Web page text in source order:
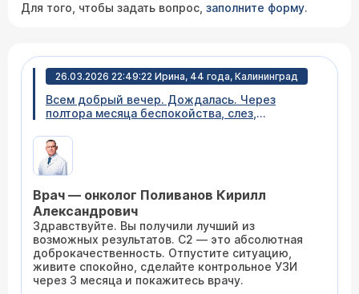
Для того, чтобы задать вопрос, заполните форму.
26.03.2026 22:49:22 Ирина, 44 года, Калининград
Всем добрый вечер. Дождалась. Через
полтора месяца беспокойства, слез,
результат таб пункции молочной железы.
Сначала ставили диагноз фиброаденома
бирадз 3. Пункция показала цитологию кисты
контроль узи через месяца и к ней на прием.
Скажите, не может доброкачественность
перерасти в онкологию за три месяца??? Если
все нормально будет, меня же переведут на
категорию бирадз 2??? Стоит ли мне делать
узи через каждый месяц для, своего
спокойствия??? Или отпустить ситуацию и
жить спокойно?
Врач — онколог Поливанов Кирилл
Александрович
Здравствуйте. Вы получили лучший из
возможных результатов. C2 — это абсолютная
доброкачественность. Отпустите ситуацию,
живите спокойно, сделайте контрольное УЗИ
через 3 месяца и покажитесь врачу.